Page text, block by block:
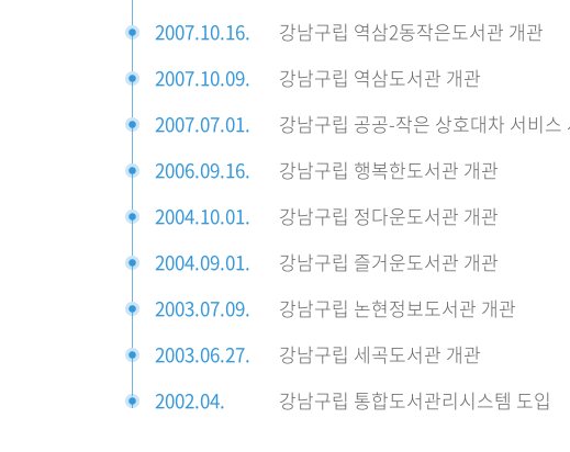
2007.10.16.
강남구립 역삼2동작은도서관 개관
2007.10.09.
강남구립 역삼도서관 개관
2007.07.01.
강남구립 공공-작은 상호대차 서비스
2006.09.16.
강남구립 행복한도서관 개관
2004.10.01.
강남구립 정다운도서관 개관
2004.09.01.
강남구립 즐거운도서관 개관
2003.07.09.
강남구립 논현정보도서관 개관
2003.06.27.
강남구립 세곡도서관 개관
2002.04.
강남구립 통합도서관리시스템 도입